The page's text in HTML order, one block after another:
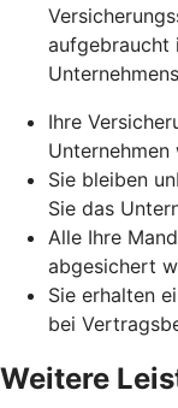
aufgebraucht
Ihre
Unternehmen
Sie bleiben
Sie das
Alle Ihre
abgesichert
Sie erhalten
bei
Weitere